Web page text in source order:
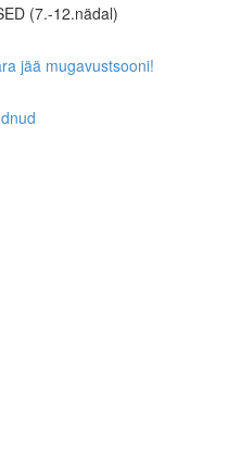
(7.-12.nädal)
jää mugavustsooni!